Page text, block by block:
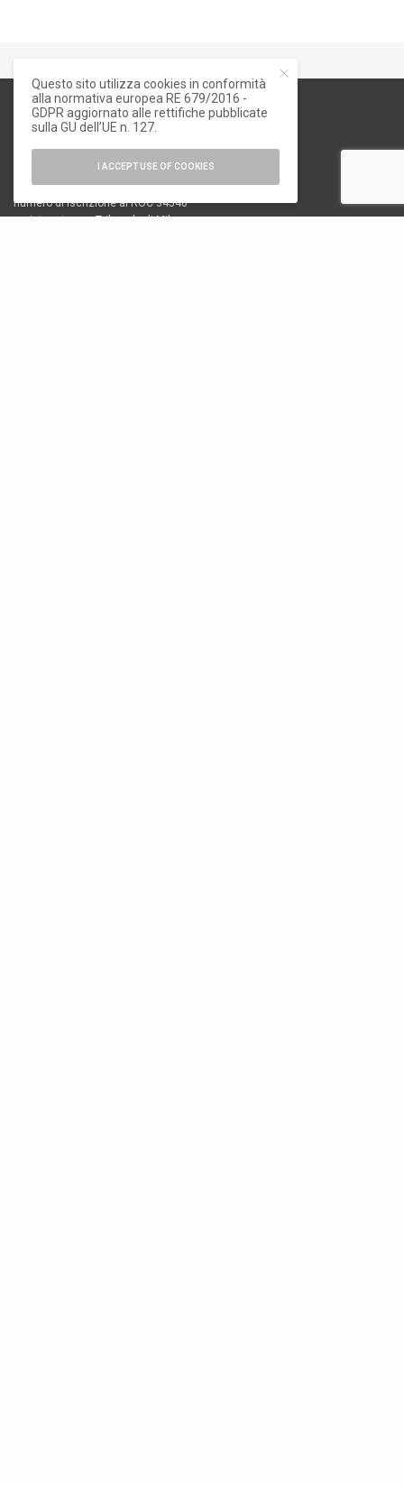
numero di iscrizione al ROC 34540
registro stampa Tribunale di Milano
Questo sito utilizza cookies in conformità
alla normativa europea RE 679/2016 -
GDPR aggiornato alle rettifiche pubblicate
sulla GU dell’UE n. 127.
I ACCEPT USE OF COOKIES